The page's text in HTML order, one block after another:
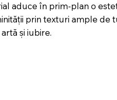
aduce în prim-plan o
prin texturi ample
și iubire.